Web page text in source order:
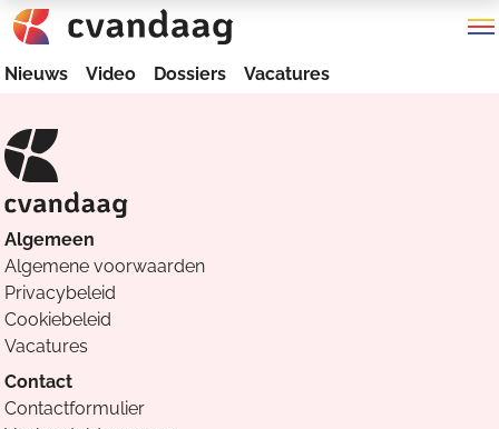
Nieuws Video Dossiers Vacatures
Algemeen
Algemene voorwaarden
Privacybeleid
Cookiebeleid
Vacatures
Contact
Contactformulier